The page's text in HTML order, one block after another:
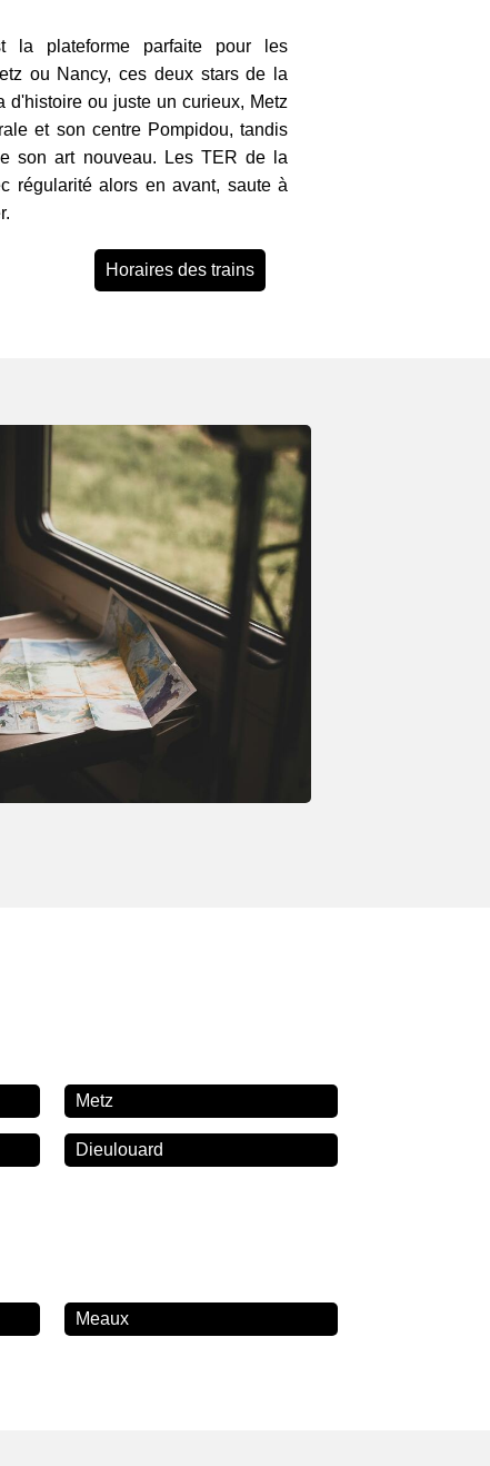
la plateforme parfaite pour les
ou Nancy, ces deux stars de la
d'histoire ou juste un curieux, Metz
et son centre Pompidou, tandis
son art nouveau. Les TER de la
régularité alors en avant, saute à
Horaires des trains
Metz
Dieulouard
Meaux